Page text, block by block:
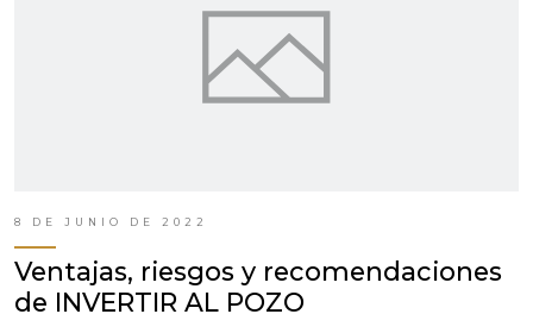
8 DE JUNIO DE 2022
Ventajas, riesgos y recomendaciones
de INVERTIR AL POZO